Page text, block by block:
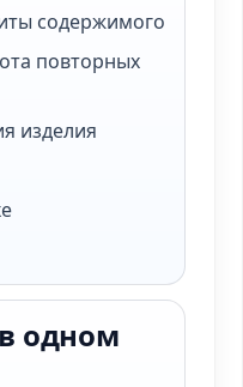
содержимого
повторных
изделия
одном